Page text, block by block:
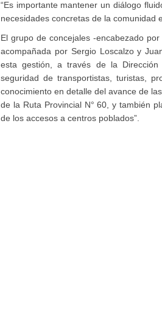
“Es importante mantener un diálogo
necesidades concretas de la comunidad
El grupo de concejales -encabezado
acompañada por Sergio Loscalzo y
esta gestión, a través de la
seguridad de transportistas, turistas,
conocimiento en detalle del avance de
de la Ruta Provincial N° 60, y también
de los accesos a centros poblados”.